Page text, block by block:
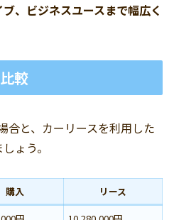
、ビジネスユースまで幅広く
較
合と、カーリースを利用した
ょう。
購入
リース